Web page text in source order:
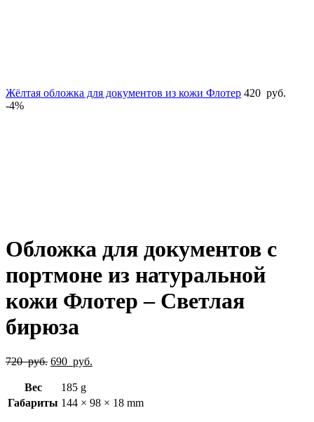
Жёлтая обложка для документов из кожи Флотер 420 руб.
-4%
Обложка для документов с
портмоне из натуральной
кожи Флотер – Светлая
бирюза
720руб. 690 руб.
Вес
185 g
Габариты 144 × 98 × 18 mm